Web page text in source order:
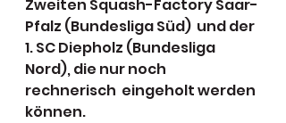
Zweiten Squash-Factory Saar-
Pfalz (Bundesliga Süd)  und der
1. SC Diepholz (Bundesliga
Nord), die nur noch
rechnerisch  eingeholt werden
können.